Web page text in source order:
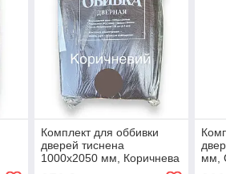
Комплект для оббивки
дверей тиснена
1000х2050 мм, Коричнева
мм,